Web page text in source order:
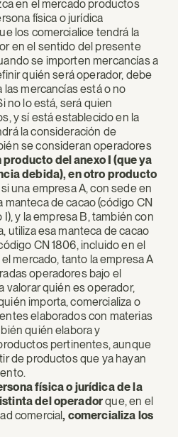
en el mercado productos
física o jurídica
los comercialice tendrá la
en el sentido del presente
se importen mercancías a
quién será operador, debe
mercancías está o no
no lo está, será quien
y sí está establecido en la
la consideración de
se consideran operadores
del anexo I (que ya
debida), en otro producto
una empresa A, con sede en
manteca de cacao (código CN
y la empresa B, también con
utiliza esa manteca de cacao
CN 1806, incluido en el
mercado, tanto la empresa A
operadores bajo el
valorar quién es operador,
importa, comercializa o
elaborados con materias
quién elabora y
pertinentes, aunque
de productos que ya hayan
física o jurídica de la
del operadorque, en el
comercial, comercializa los